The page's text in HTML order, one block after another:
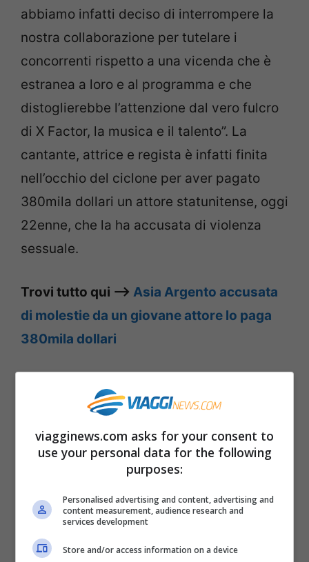
abbiamo infatti deciso di interrompere la
nostra collaborazione per tutelare i
concorrenti rispetto a una vicenda che è
estranea a loro e al programma e che
distoglierebbe l’attenzione dal vero fulcro
di X Factor, la musica e il talento”. La
cantante, attrice e regista è infatti finita
nell’occhio del ciclone per aver pagato
380mila dollari un attore statunitense, oggi
22enne, che la ha accusata di violenza
sessuale.
Trovi tutto qui –> Asia Argento accusata
di molestie da un giovane attore lo paga
380mila dollari
Così come avevamo detto, da
settembreinizieràX-Factor 2018con i
casting. Quest’anno c’è una puntata in più
audizioni in cui igiudicidiX-Factor 2018,
Asia Argento, Fedez, Mara Maionchi e
viagginews.com asks for your consent to
use your personal data for the following
purposes:
Personalised advertising and content, advertising and
content measurement, audience research and
services development
Store and/or access information on a device